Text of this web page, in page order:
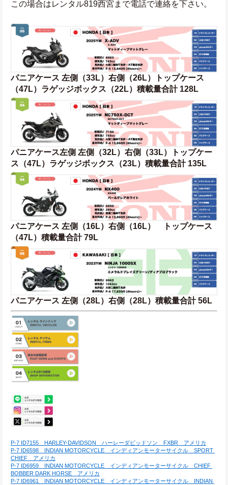
この場合はレンタル819西宮まで電話で連絡を下さい。
パニアケース 左側（33L）右側（26L）トップケース
（47L）ラゲッジボックス（22L）積載量合計 128L
パニアケース左側 左側（32L）右側（33L）トップケー
ス（47L）ラゲッジボックス（23L）積載量合計 135L
パニアケース 左側（16L）右側（16L）　トップケース
（47L）積載量合計 79L
パニアケース 左側（28L）右側（28L）積載量合計 56L
P-7 ID7155　HARLEY-DAVIDSON　ハーレーダビッドソン　FXBR　アメリカ
P-7 ID6598　INDIAN MOTORCYCLE　インディアンモーターサイクル　SPORT
CHIEF　アメリカ
P-7 ID6959　INDIAN MOTORCYCLE　インディアンモーターサイクル　CHIEF
BOBBER DARK HORSE　アメリカ
P-7 ID6961　INDIAN MOTORCYCLE　インディアンモーターサイクル　INDIAN